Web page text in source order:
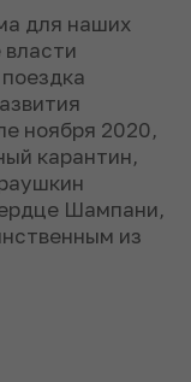
для наших
ноября 2020,
карантин,
Шампани,
из